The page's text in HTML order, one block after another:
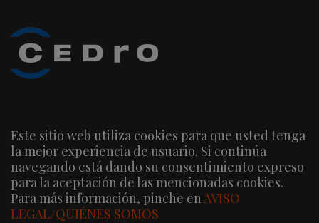
Este sitio web utiliza cookies para que usted tenga
la mejor experiencia de usuario. Si continúa
navegando está dando su consentimiento expreso
para la aceptación de las mencionadas cookies.
Para más información, pinche en AVISO
LEGAL/QUIÉNES SOMOS